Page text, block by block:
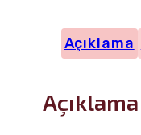
Açıklama
Açıklama